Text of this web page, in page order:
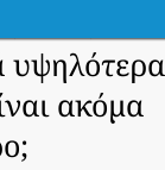
υψηλότερα
ακόμα